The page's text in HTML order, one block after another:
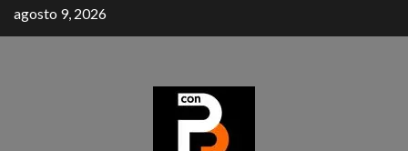
agosto 9, 2026